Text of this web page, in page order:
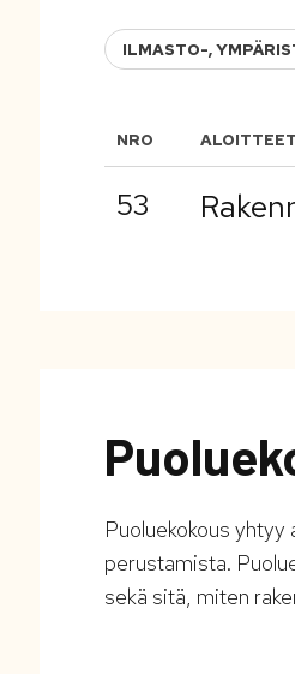
ILMASTO-,
NRO ALOITTEET
53
Puoluekokous
perustamista.
sekä sitä, miten